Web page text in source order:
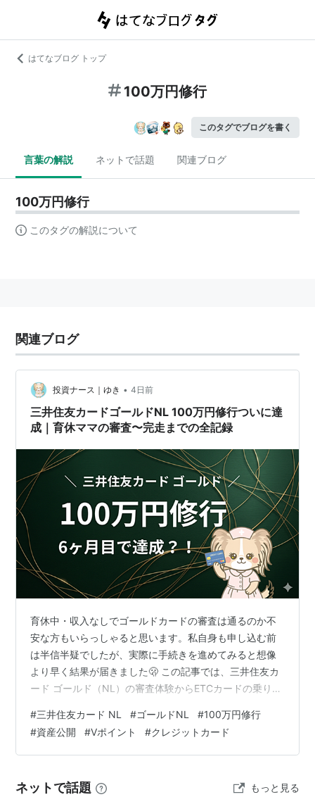
はてなブログ トップ
100万円修行
このタグでブログを書く
言葉の解説 ネットで話題 関連ブログ
100万円修行
このタグの解説について
関連ブログ
投資ナース｜ゆき • 4日前
三井住友カードゴールドNL 100万円修行ついに達
成｜育休ママの審査〜完走までの全記録
育休中・収入なしでゴールドカードの審査は通るのか不
安な方もいらっしゃると思います。私自身も申し込む前
は半信半疑でしたが、実際に手続きを進めてみると想像
より早く結果が届きました🫢 この記事では、三井住友カ
ード ゴールド（NL）の審査体験からETCカードの乗り換
けて100万円修行を達成するまでの記録、さらに達成後に
カードの使い分けを見直している話までまとめてお伝え
します。 ⚫︎投資ナース ゆき🩺 ｜2児の母・新NISA＋BTC
び公式提供素材を含みます。 📋 もくじ 結論：育休中で
#三井住友カード NL #ゴールドNL #100万円修行
#資産公開 #Vポイント #クレジットカード
ネットで話題 もっと見る